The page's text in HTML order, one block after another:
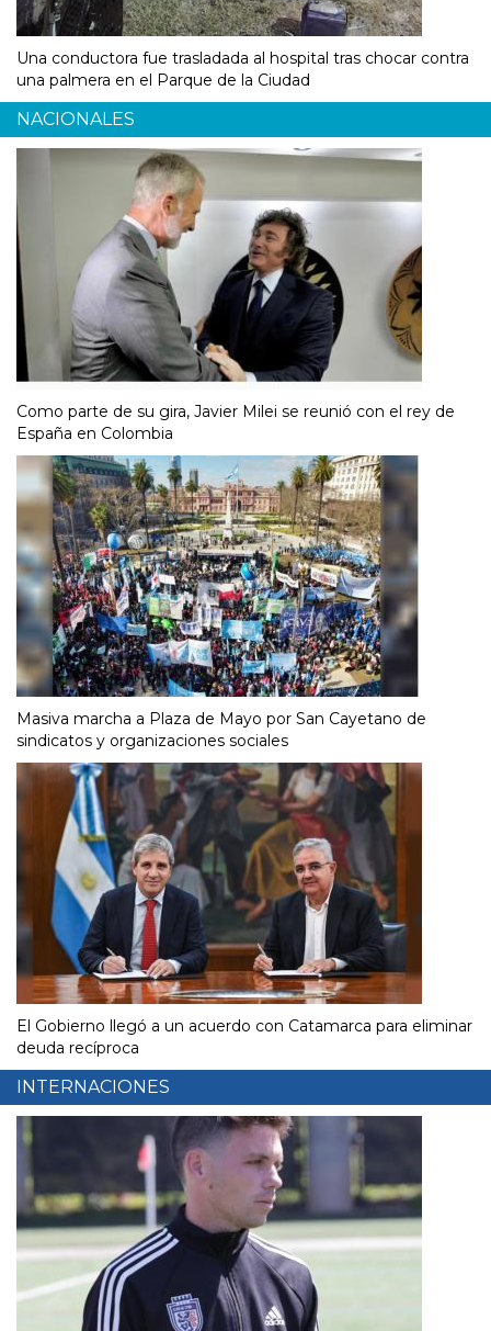
Una conductora fue trasladada al hospital tras chocar contra
una palmera en el Parque de la Ciudad
NACIONALES
Como parte de su gira, Javier Milei se reunió con el rey de
España en Colombia
Masiva marcha a Plaza de Mayo por San Cayetano de
sindicatos y organizaciones sociales
El Gobierno llegó a un acuerdo con Catamarca para eliminar
deuda recíproca
INTERNACIONES